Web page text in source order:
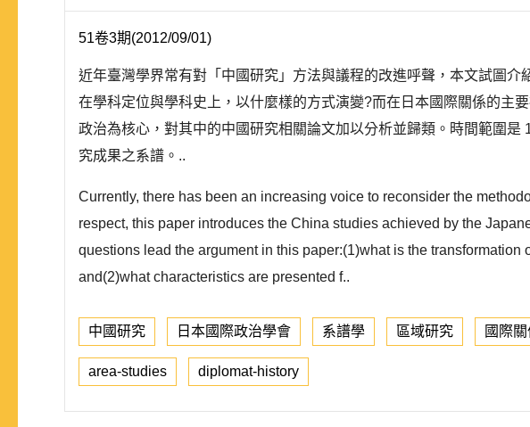
51卷3期(2012/09/01)
近年臺灣學界常有對「中國研究」方法與議程的改進呼聲，本文試圖
在學科定位與學科史上，以什麼樣的方式演變?而在日本國際關係的主
政治為核心，對其中的中國研究相關論文加以分析並歸類。時間範圍
究成果之系譜。..
Currently, there has been an increasing voice to reconsider the
respect, this paper introduces the China studies achieved by the
questions lead the argument in this paper:(1)what is the
and(2)what characteristics are presented f..
中國研究 日本國際政治學會 系譜學 區域研究 國際
area-studies diplomat-history